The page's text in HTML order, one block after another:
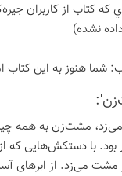
نشده)
شما هنوز به این كتاب
مشت‌زن به همه
با دستکش‌هایی که از
مشت می‌زد. از ابرهای